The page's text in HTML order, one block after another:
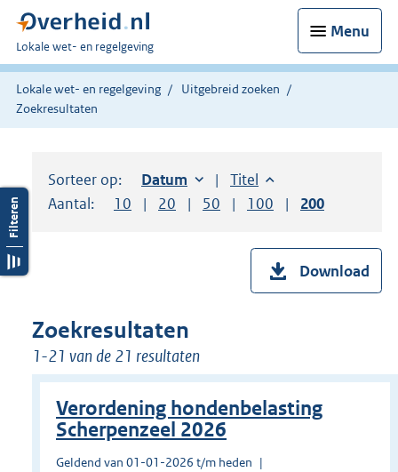
Menu
U
bent
hier:
Lokale wet- en regelgeving
Lokale wet- en regelgeving
Uitgebreid zoeken
Zoekresultaten
Sorteer op: Sorteer op:
Datum oplopendSorteer op:
Titel oplopend
Aantal:
Toon
10 resultaten per pagina
Toon
20 resultaten per pagina
Toon
50 resultaten per pagina
Toon
100 resultaten per
Toon
200
Download
Zoekresultaten
1-21 van de 21 resultaten
Verordening hondenbelasting
Scherpenzeel 2026
Geldend van 01-01-2026 t/m heden